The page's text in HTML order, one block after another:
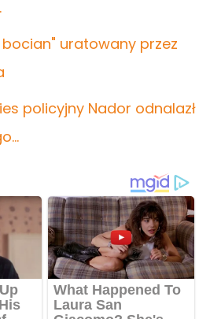
uratowany przez
policyjny Nador odnalazł